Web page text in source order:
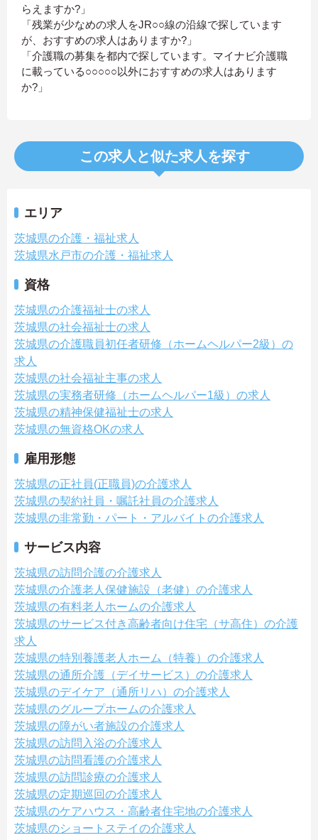
らえますか?」
「残業が少なめの求人をJR○○線の沿線で探しています
が、おすすめの求人はありますか?」
「介護職の募集を都内で探しています。マイナビ介護職
に載っている○○○○○以外におすすめの求人はあります
か?」
この求人と似た求人を探す
エリア
茨城県の介護・福祉求人
茨城県水戸市の介護・福祉求人
資格
茨城県の介護福祉士の求人
茨城県の社会福祉士の求人
茨城県の介護職員初任者研修（ホームヘルパー2級）の
求人
茨城県の社会福祉主事の求人
茨城県の実務者研修（ホームヘルパー1級）の求人
茨城県の精神保健福祉士の求人
茨城県の無資格OKの求人
雇用形態
茨城県の正社員(正職員)の介護求人
茨城県の契約社員・嘱託社員の介護求人
茨城県の非常勤・パート・アルバイトの介護求人
サービス内容
茨城県の訪問介護の介護求人
茨城県の介護老人保健施設（老健）の介護求人
茨城県の有料老人ホームの介護求人
茨城県のサービス付き高齢者向け住宅（サ高住）の介護
求人
茨城県の特別養護老人ホーム（特養）の介護求人
茨城県の通所介護（デイサービス）の介護求人
茨城県のデイケア（通所リハ）の介護求人
茨城県のグループホームの介護求人
茨城県の障がい者施設の介護求人
茨城県の訪問入浴の介護求人
茨城県の訪問看護の介護求人
茨城県の訪問診療の介護求人
茨城県の定期巡回の介護求人
茨城県のケアハウス・高齢者住宅地の介護求人
茨城県のショートステイの介護求人